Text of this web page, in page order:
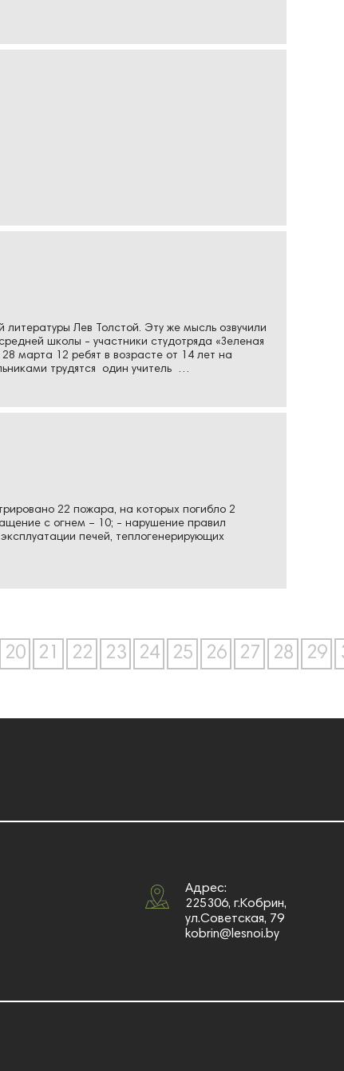
Лев Толстой. Эту же мысль озвучили
школы - участники студотряда «Зеленая
марта 12 ребят в возрасте от 14 лет на
трудятся один учитель …
22 пожара, на которых погибло 2
с огнем – 10; - нарушение правил
печей, теплогенерирующих
20 21 22 23 24 25 26 27 28 29
Адрес:
225306, г.Кобрин,
ул.Советская, 79
kobrin@lesnoi.by